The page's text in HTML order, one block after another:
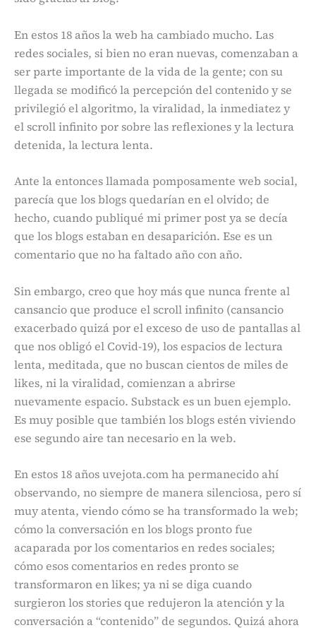
En estos 18 años la web ha cambiado mucho. Las
redes sociales, si bien no eran nuevas, comenzaban a
ser parte importante de la vida de la gente; con su
llegada se modificó la percepción del contenido y se
privilegió el algoritmo, la viralidad, la inmediatez y
el scroll infinito por sobre las reflexiones y la lectura
detenida, la lectura lenta.
Ante la entonces llamada pomposamente web social,
parecía que los blogs quedarían en el olvido; de
hecho, cuando publiqué mi primer post ya se decía
que los blogs estaban en desaparición. Ese es un
comentario que no ha faltado año con año.
Sin embargo, creo que hoy más que nunca frente al
cansancio que produce el scroll infinito (cansancio
exacerbado quizá por el exceso de uso de pantallas al
que nos obligó el Covid-19), los espacios de lectura
lenta, meditada, que no buscan cientos de miles de
likes, ni la viralidad, comienzan a abrirse
nuevamente espacio. Substack es un buen ejemplo.
Es muy posible que también los blogs estén viviendo
ese segundo aire tan necesario en la web.
En estos 18 años uvejota.com ha permanecido ahí
observando, no siempre de manera silenciosa, pero sí
muy atenta, viendo cómo se ha transformado la web;
cómo la conversación en los blogs pronto fue
acaparada por los comentarios en redes sociales;
cómo esos comentarios en redes pronto se
transformaron en likes; ya ni se diga cuando
surgieron los stories que redujeron la atención y la
conversación a “contenido” de segundos. Quizá ahora